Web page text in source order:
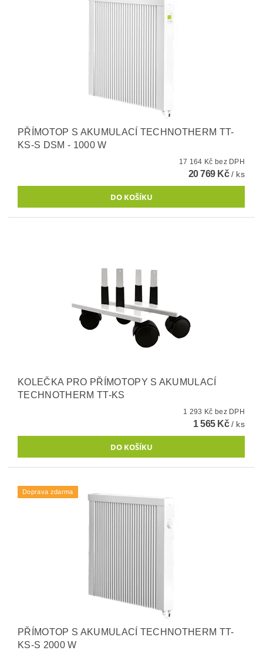
PŘÍMOTOP S AKUMULACÍ TECHNOTHERM TT-
KS-S DSM - 1000 W
17 164 Kč bez DPH
20 769 Kč/ ks
KOLEČKA PRO PŘÍMOTOPY S AKUMULACÍ
TECHNOTHERM TT-KS
1 293 Kč bez DPH
1 565 Kč/ ks
Doprava zdarma
PŘÍMOTOP S AKUMULACÍ TECHNOTHERM TT-
KS-S 2000 W